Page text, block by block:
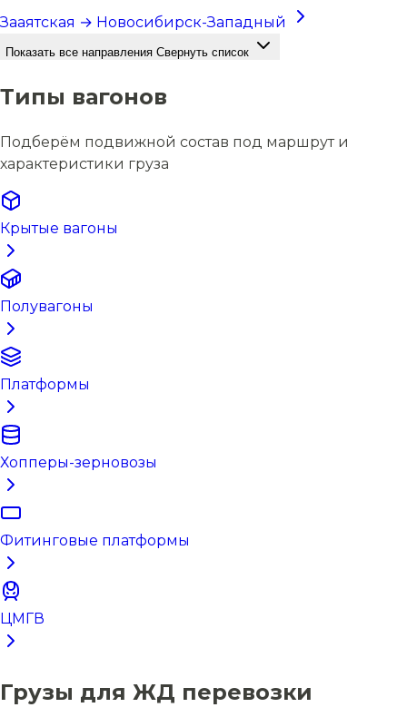
Зааятская → Новосибирск-Западный
Показать все направления Свернуть список
Типы вагонов
Подберём подвижной состав под маршрут и
характеристики груза
Крытые вагоны
Полувагоны
Платформы
Хопперы-зерновозы
Фитинговые платформы
ЦМГВ
Грузы для ЖД перевозки